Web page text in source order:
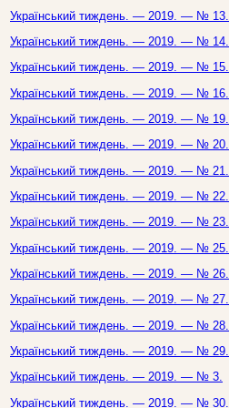
Український тиждень. — 2019. — № 13.
Український тиждень. — 2019. — № 14.
Український тиждень. — 2019. — № 15.
Український тиждень. — 2019. — № 16.
Український тиждень. — 2019. — № 19.
Український тиждень. — 2019. — № 20.
Український тиждень. — 2019. — № 21.
Український тиждень. — 2019. — № 22.
Український тиждень. — 2019. — № 23.
Український тиждень. — 2019. — № 25.
Український тиждень. — 2019. — № 26.
Український тиждень. — 2019. — № 27.
Український тиждень. — 2019. — № 28.
Український тиждень. — 2019. — № 29.
Український тиждень. — 2019. — № 3.
Український тиждень. — 2019. — № 30.